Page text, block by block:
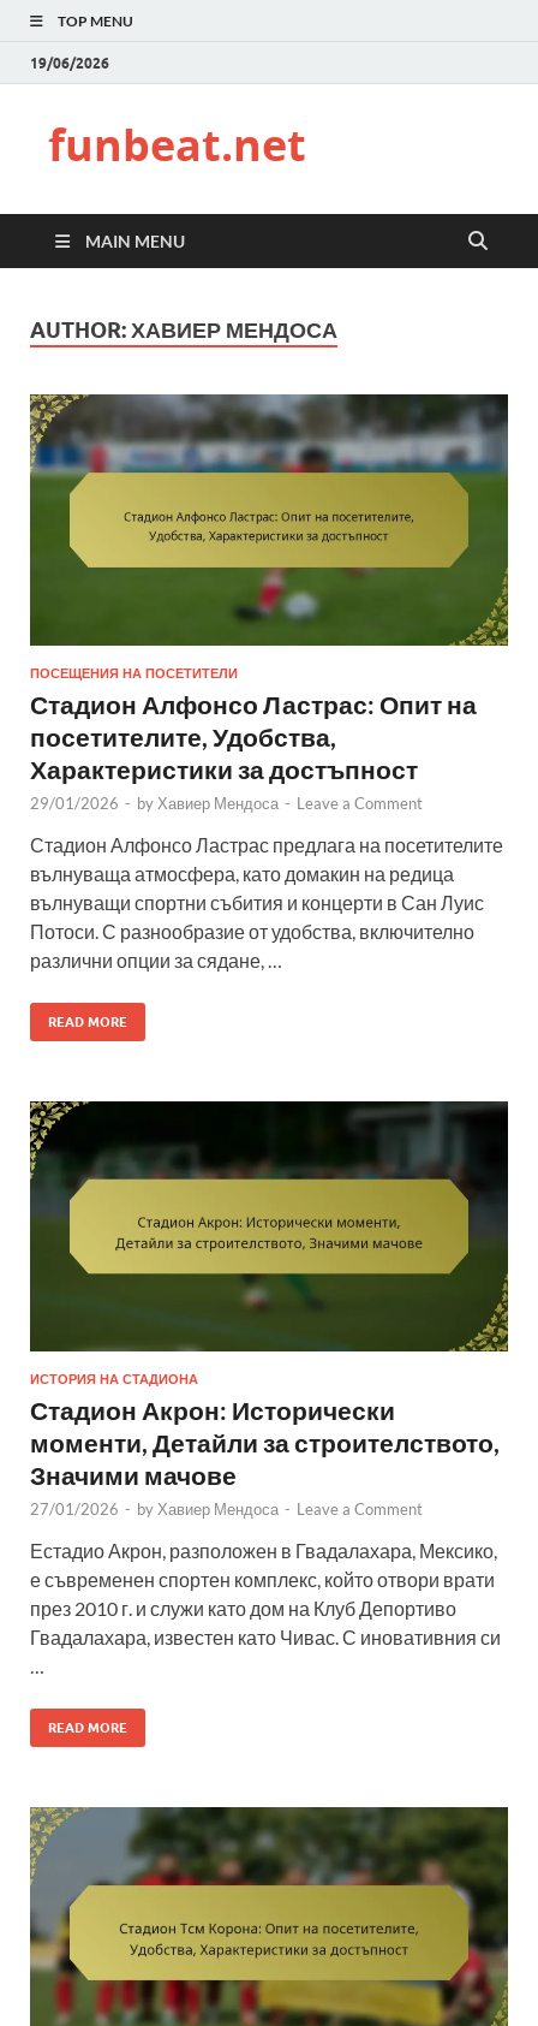
TOP MENU
19/06/2026
funbeat.net
MAIN MENU
AUTHOR:ХАВИЕР МЕНДОСА
ПОСЕЩЕНИЯ НА ПОСЕТИТЕЛИ
Стадион Алфонсо Ластрас: Опит на
посетителите, Удобства,
Характеристики за достъпност
29/01/2026 - by Хавиер Мендоса - Leave a Comment
Стадион Алфонсо Ластрас предлага на посетителите
вълнуваща атмосфера, като домакин на редица
вълнуващи спортни събития и концерти в Сан Луис
Потоси. С разнообразие от удобства, включително
различни опции за сядане, …
READ MORE
ИСТОРИЯ НА СТАДИОНА
Стадион Акрон: Исторически
моменти, Детайли за строителството,
Значими мачове
27/01/2026 - byХавиер Мендоса - Leave a Comment
Естадио Акрон, разположен в Гвадалахара, Мексико,
е съвременен спортен комплекс, който отвори врати
през 2010 г. и служи като дом на Клуб Депортиво
Гвадалахара, известен като Чивас. С иновативния си
…
READ MORE